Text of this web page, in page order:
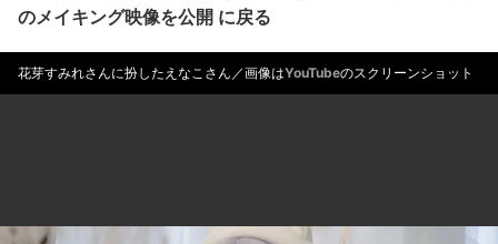
のメイキング映像を公開 に戻る
花芽すみれさんに扮したえなこさん／画像はYouTubeのスクリーンショット